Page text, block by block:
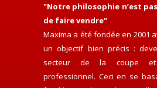
"Notre philosophie n’est
de faire vendre"
Maxima a été fondée en 2001
un objectif bien précis :
secteur de la coupe et
professionnel. Ceci en se